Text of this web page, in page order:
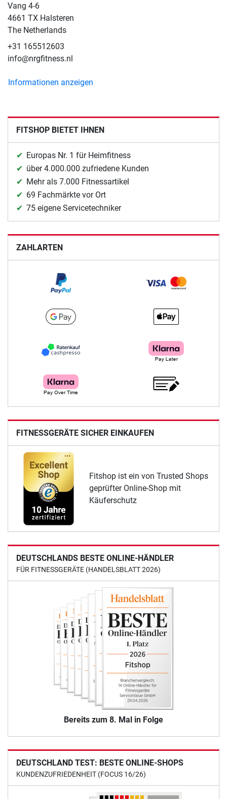
Vang 4-6
4661 TX Halsteren
The Netherlands
+31 165512603
info@nrgfitness.nl
Informationen anzeigen
FITSHOP BIETET IHNEN
Europas Nr. 1 für Heimfitness
über 4.000.000 zufriedene Kunden
Mehr als 7.000 Fitnessartikel
69 Fachmärkte vor Ort
75 eigene Servicetechniker
ZAHLARTEN
FITNESSGERÄTE SICHER EINKAUFEN
Fitshop ist ein von Trusted Shops
geprüfter Online-Shop mit
Käuferschutz
DEUTSCHLANDS BESTE ONLINE-HÄNDLER
FÜR FITNESSGERÄTE (HANDELSBLATT 2026)
Bereits zum 8. Mal in Folge
DEUTSCHLAND TEST: BESTE ONLINE-SHOPS
KUNDENZUFRIEDENHEIT (FOCUS 16/26)